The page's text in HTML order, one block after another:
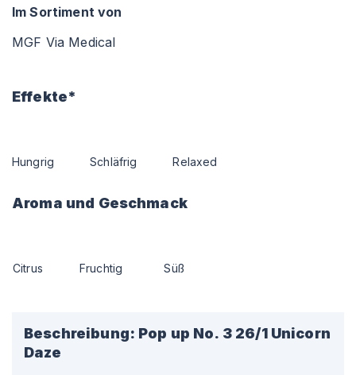
Im Sortiment von
MGF Via Medical
Effekte*
Hungrig Schläfrig Relaxed
Aroma und Geschmack
Citrus Fruchtig Süß
Beschreibung: Pop up No. 3 26/1 Unicorn
Daze